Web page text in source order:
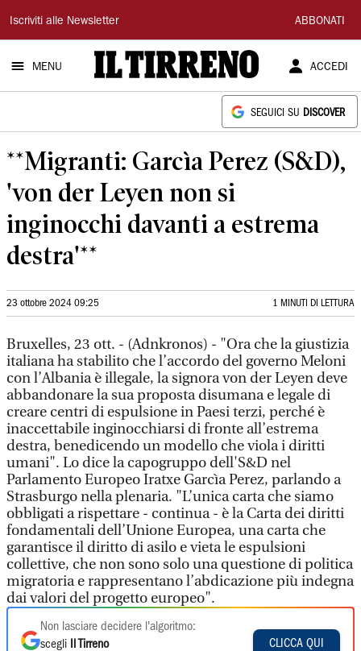
Il
Tirreno
Iscriviti alle Newsletter ABBONATI
MENU ACCEDI
SEGUICI SU DISCOVER
**Migranti: Garcìa Perez (S&D),
'von der Leyen non si
inginocchi davanti a estrema
destra'**
23 ottobre 2024 09:25 1 MINUTI DI LETTURA
Bruxelles, 23 ott. - (Adnkronos) - "Ora che la giustizia
italiana ha stabilito che l’accordo del governo Meloni
con l’Albania è illegale, la signora von der Leyen deve
abbandonare la sua proposta disumana e legale di
creare centri di espulsione in Paesi terzi, perché è
inaccettabile inginocchiarsi di fronte all’estrema
destra, benedicendo un modello che viola i diritti
umani". Lo dice la capogruppo dell'S&D nel
Parlamento Europeo Iratxe Garcìa Perez, parlando a
Strasburgo nella plenaria. "L’unica carta che siamo
obbligati a rispettare - continua - è la Carta dei diritti
fondamentali dell’Unione Europea, una carta che
garantisce il diritto di asilo e vieta le espulsioni
collettive, che non sono solo una questione di politica
migratoria e rappresentano l’abdicazione più indegna
dai valori del progetto europeo".
Non lasciare decidere l'algoritmo:
scegli
Il Tirreno
CLICCA QUI